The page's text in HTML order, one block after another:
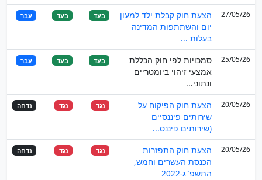
27/05/26
הצעת חוק קבלת ילד למעון
יום והשתתפות המדינה
בעלות ...
בעד בעד עבר
25/05/26
סמכויות לפי חוק הכללת
אמצעי זיהוי ביומטריים
ונתוני...
בעד בעד עבר
20/05/26
הצעת חוק הפיקוח על
שירותים פיננסיים
(שירותים פיננס...
נגד נגד נדחה
20/05/26
הצעת חוק התפזרות
הכנסת העשרים וחמש,
התשפ"ג-2022
נגד נגד נדחה